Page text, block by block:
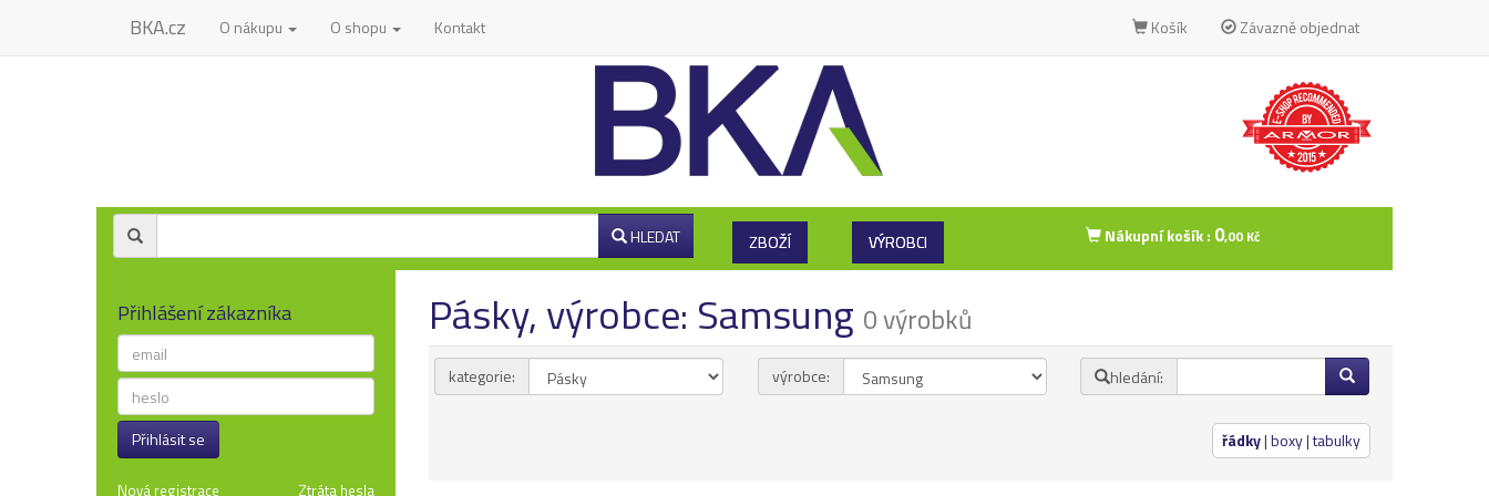
BKA.cz O nákupu O shopu Kontakt Košík Závazně objednat
HLEDAT ZBOŽÍ VÝROBCI Nákupní košík : 0,00 Kč
Přihlášení zákazníka
Přihlásit se
Nová registrace Ztráta hesla
Pásky, výrobce: Samsung 0 výrobků
kategorie: výrobce: hledání:
řádky|boxy|tabulky